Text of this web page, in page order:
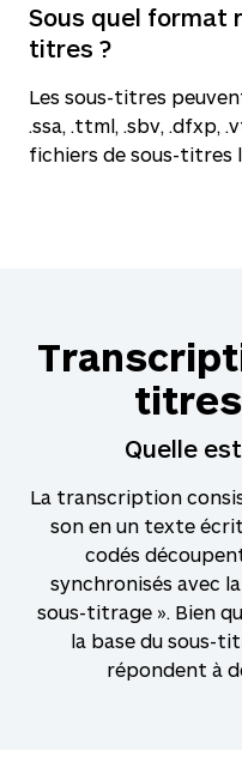
Sous quel format
titres ?
Les sous-titres
.ssa, .ttml, .sbv, .dfxp,
fichiers de sous-titres
Quelle
La transcription
son en un texte
codés
synchronisés avec
sous-titrage ». Bien
la base du sous-
répondent à